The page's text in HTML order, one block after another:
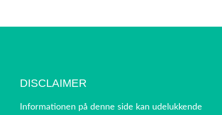
DISCLAIMER
Informationen på denne side kan udelukkende